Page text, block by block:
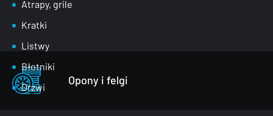
Atrapy, grile
Kratki
Listwy
Błotniki
Drzwi
Opony i felgi